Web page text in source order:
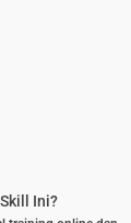
Ini?